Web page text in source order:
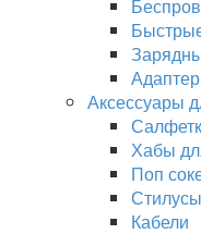
Аксессуары
Хабы
Поп
Стилусы
Кабели